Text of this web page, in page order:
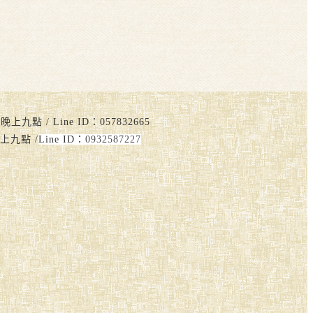
上九點 / Line ID：057832665
九點 /Line ID： 0932587227